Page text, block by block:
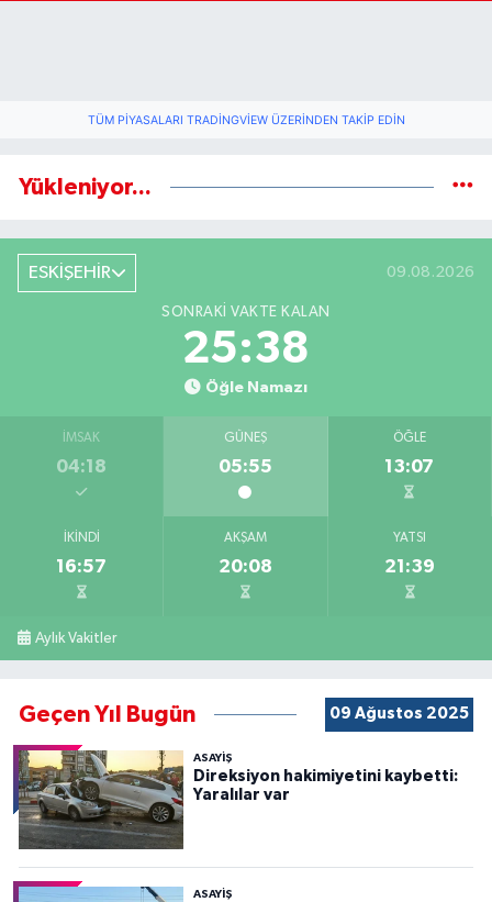
TÜM PIYASALARI TRADINGVIEW ÜZERINDEN TAKIP EDIN
Yükleniyor...
ESKİŞEHİR 09.08.2026
SONRAKI VAKTE KALAN
25:38
Öğle Namazı
İMSAK
04:18
GÜNEŞ
05:55
ÖĞLE
13:07
İKINDI
16:57
AKŞAM
20:08
YATSI
21:39
Aylık Vakitler
Geçen Yıl Bugün 09 Ağustos 2025
ASAYİŞ
Direksiyon hakimiyetini kaybetti:
Yaralılar var
ASAYİŞ